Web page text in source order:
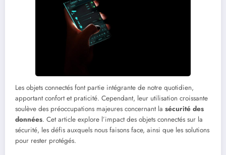
Les objets connectés font partie intégrante de notre quotidien,
apportant confort et praticité. Cependant, leur utilisation croissante
soulève des préoccupations majeures concernant la sécurité des
données. Cet article explore l’impact des objets connectés sur la
sécurité, les défis auxquels nous faisons face, ainsi que les solutions
pour rester protégés.